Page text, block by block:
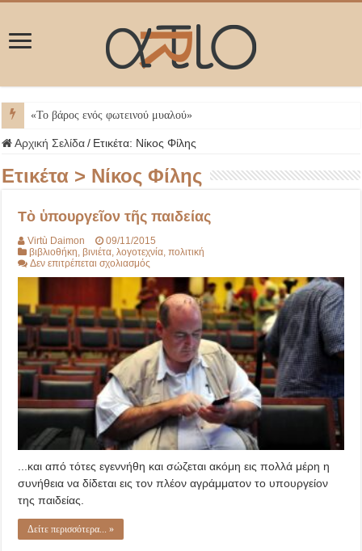
Μ
Αρχική Σελίδα / Ετικέτα: Νίκος Φίλης
Ετικέτα > Νίκος Φίλης
Τὸ ὑπουργεῖον τῆς παιδείας
Virtù Daimon
09/11/2015
βιβλιοθήκη ,βινιέτα ,λογοτεχνία ,πολιτική
Δεν επιτρέπεται σχολιασμός
ὑπουργεῖον
τῆς
παιδείας
...και από τότες εγεννήθη και σώζεται ακόμη εις πολλά μέρη η
συνήθεια να δίδεται εις τον πλέον αγράμματον το υπουργείον
της παιδείας.
Δείτε περισσότερα... »